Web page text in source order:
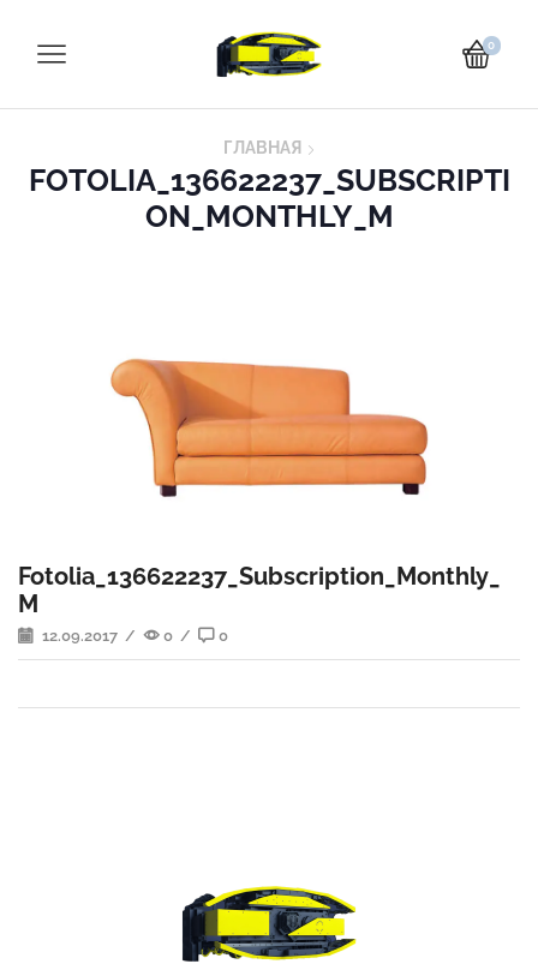
0
ГЛАВНАЯ
FOTOLIA_136622237_SUBSCRIPTI
ON_MONTHLY_M
Fotolia_136622237_Subscription_Monthly_
M
12.09.2017 / 0 / 0